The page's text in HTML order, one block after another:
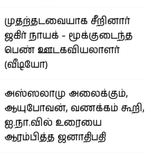
முதற்தடவையாக சீறினார்
ஜகிர் நாயக் - மூக்குடைந்த
பெண் ஊடகவியலாளர்
(வீடியோ)
அஸ்ஸலாமு அலைக்கும்,
ஆயுபோவன், வணக்கம் கூறி,
ஐ.நா.வில் உரையை
ஆரம்பித்த ஜனாதிபதி